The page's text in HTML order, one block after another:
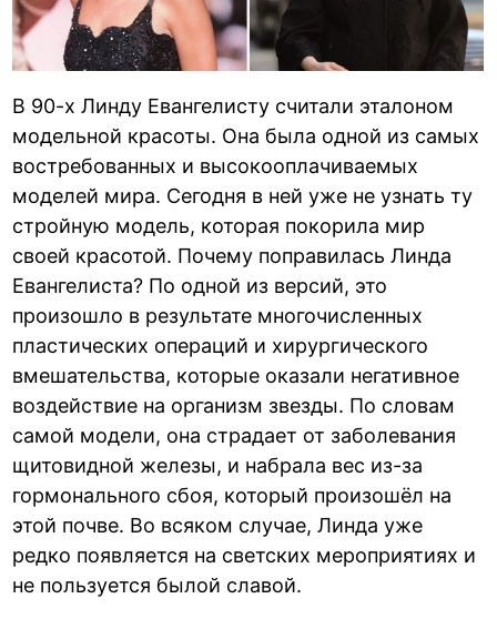
В 90-х Линду Евангелисту считали эталоном
модельной красоты. Она была одной из самых
востребованных и высокооплачиваемых
моделей мира. Сегодня в ней уже не узнать ту
стройную модель, которая покорила мир
своей красотой. Почему поправилась Линда
Евангелиста? По одной из версий, это
произошло в результате многочисленных
пластических операций и хирургического
вмешательства, которые оказали негативное
воздействие на организм звезды. По словам
самой модели, она страдает от заболевания
щитовидной железы, и набрала вес из-за
гормонального сбоя, который произошёл на
этой почве. Во всяком случае, Линда уже
редко появляется на светских мероприятиях и
не пользуется былой славой.